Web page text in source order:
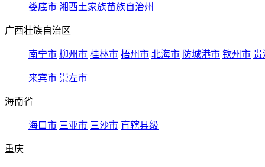
娄底市 湘西土家族苗族自治州
广西壮族自治区
南宁市 柳州市 桂林市 梧州市 北海市 防城港市 钦州市 贵
来宾市 崇左市
海南省
海口市 三亚市 三沙市 直辖县级
重庆